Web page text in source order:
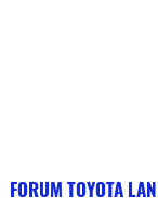
FORUM TOYOTA